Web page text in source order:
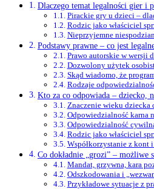
Dlaczego temat legalności gier i
Pirackie gry u dzieci –
Rodzic jako właściciel
Nieprzyjemne
Podstawy prawne – co jest
Prawo autorskie w wersji
Dozwolony użytek
Skąd wiadomo, że
Rodzaje
Kto za co odpowiada – dziecko,
Znaczenie wieku
Odpowiedzialność karna
Odpowiedzialność
Rodzic jako właściciel
Współkorzystanie z
Co dokładnie „grozi” – możliwe
Mandat, grzywna, kara
Odszkodowania i
Przykładowe sytuacje z